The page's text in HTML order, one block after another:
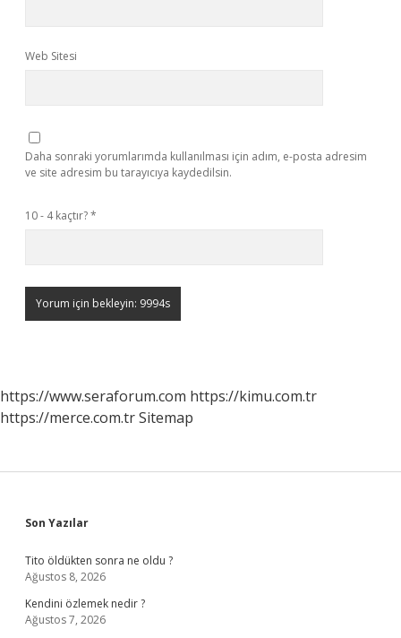
Web Sitesi
Daha sonraki yorumlarımda kullanılması için adım, e-posta adresim
ve site adresim bu tarayıcıya kaydedilsin.
10 - 4 kaçtır?*
https://www.seraforum.com https://kimu.com.tr
https://merce.com.trSitemap
Sidebar
Son Yazılar
Tito öldükten sonra ne oldu ?
Ağustos 8, 2026
Kendini özlemek nedir ?
Ağustos 7, 2026